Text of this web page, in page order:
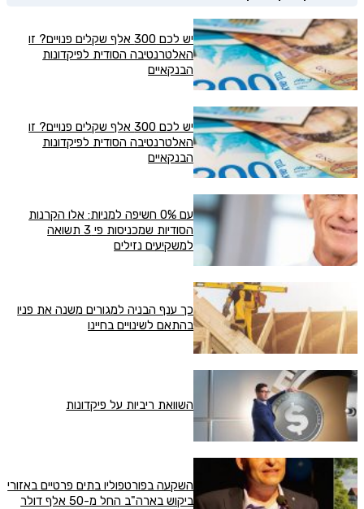
יש לכם 300 אלף שקלים פנויים? זו
האלטרנטיבה הסודית לפיקדונות
הבנקאיים
יש לכם 300 אלף שקלים פנויים? זו
האלטרנטיבה הסודית לפיקדונות
הבנקאיים
עם 0% חשיפה למניות: אלו הקרנות
הסודיות שמכניסות פי 3 תשואה
למשקיעים נזילים
כך ענף הבניה למגורים משנה את פניו
בהתאם לשינויים בחיינו
השוואת ריביות על פיקדונות
השקעה בפורטפוליו בתים פרטיים באזורי
ביקוש בארה"ב החל מ-50 אלף דולר